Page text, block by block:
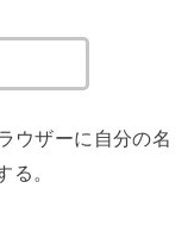
ウザーに自分の名
る。